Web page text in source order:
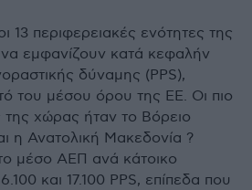
13 περιφερειακές ενότητες της
εμφανίζουν κατά κεφαλήν
δύναμης (PPS),
του μέσου όρου της ΕΕ. Οι πιο
της χώρας ήταν το Βόρειο
η Ανατολική Μακεδονία ?
μέσο ΑΕΠ ανά κάτοικο
και 17.100 PPS, επίπεδα που